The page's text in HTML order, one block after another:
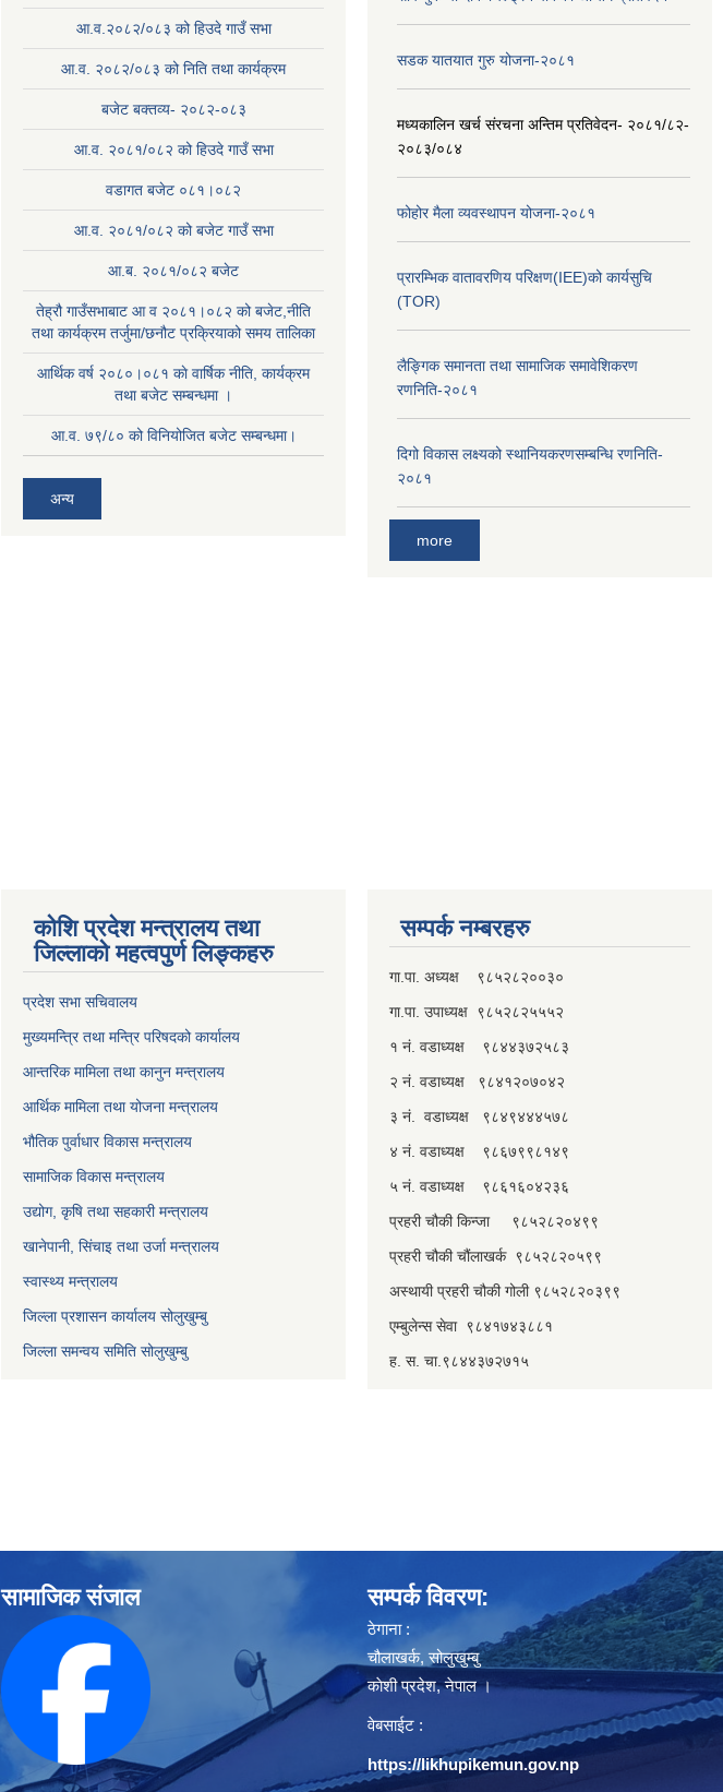
आ.व.२०८२/०८३ को हिउदे गाउँ सभा
आ.व. २०८२/०८३ को निति तथा कार्यक्रम
बजेट बक्तव्य- २०८२-०८३
आ.व. २०८१/०८२ को हिउदे गाउँ सभा
वडागत बजेट ०८१।०८२
आ.व. २०८१/०८२ को बजेट गाउँ सभा
आ.ब. २०८१/०८२ बजेट
तेह्रौ गाउँसभाबाट आ व २०८१।०८२ को बजेट,नीति
तथा कार्यक्रम तर्जुमा/छनौट प्रक्रियाको समय तालिका
आर्थिक वर्ष २०८०।०८१ काे वार्षिक नीति, कार्यक्रम
तथा बजेट सम्बन्धमा ।
आ.व. ७९/८० को विनियोजित बजेट सम्बन्धमा।
अन्य
सडक यातयात गुरु योजना-२०८१
मध्यकालिन खर्च संरचना अन्तिम प्रतिवेदन- २०८१/८२-
२०८३/०८४
फोहोर मैला व्यवस्थापन योजना-२०८१
प्रारम्भिक वातावरणिय परिक्षण(IEE)को कार्यसुचि
(TOR)
लैङ्‍गिक समानता तथा सामाजिक समावेशिकरण
रणनिति-२०८१
दिगो विकास लक्ष्यको स्थानियकरणसम्बन्धि रणनिति-
२०८१
more
कोशि प्रदेश मन्त्रालय तथा
जिल्लाको महत्वपुर्ण लिङ्कहरु
प्रदेश सभा सचिवालय
मुख्यमन्त्रि तथा मन्त्रि परिषदको कार्यालय
आन्तरिक मामिला तथा कानुन मन्त्रालय
आर्थिक मामिला तथा योजना मन्त्रालय
भौतिक पुर्वाधार विकास मन्त्रालय
सामाजिक विकास मन्त्रालय
उद्योग, कृषि तथा सहकारी मन्त्रालय
खानेपानी, सिंचाइ तथा उर्जा मन्त्रालय
स्वास्थ्य मन्त्रालय
जिल्ला प्रशासन कार्यालय सोलुखुम्बु
जिल्ला समन्वय समिति सोलुखुम्बु
सम्पर्क नम्बरहरु
गा.पा. अध्यक्ष ९८५२८२००३०
गा.पा. उपाध्यक्ष ९८५२८२५५५२
१ नं. वडाध्यक्ष ९८४४३७२५८३
२ नं. वडाध्यक्ष ९८४१२०७०४२
३ नं. वडाध्यक्ष ९८४९४४४५७८
४ नं. वडाध्यक्ष ९८६७९९८१४९
५ नं. वडाध्यक्ष ९८६१६०४२३६
प्रहरी चौकी किन्जा ९८५२८२०४९९
प्रहरी चौकी चौंलाखर्क ९८५२८२०५९९
अस्थायी प्रहरी चौकी गोली ९८५२८२०३९९
एम्बुलेन्स सेवा ९८४१७४३८८१
ह. स. चा.९८४४३७२७१५
सामाजिक संजाल सम्पर्क विवरण:
ठेगाना :
चौलाखर्क, सोलुखुम्बु
काेशी प्रदेश, नेपाल ।
वेबसाईट :
https://likhupikemun.gov.np